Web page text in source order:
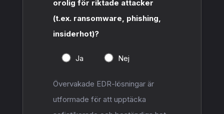
orolig för riktade attacker
(t.ex. ransomware, phishing,
insiderhot)?
Ja Nej
Övervakade EDR-lösningar är
utformade för att upptäcka